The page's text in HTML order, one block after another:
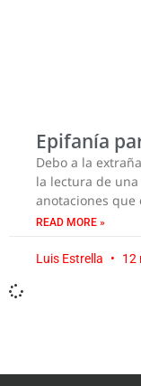
Epifanía
Debo a la
la lectura de
anotaciones que
READ MORE »
Luis Estrella 12